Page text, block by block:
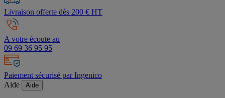
Livraison offerte dès 200 € HT
A votre écoute au
09 69 36 95 95
Paiement sécurisé par Ingenico
Aide
Aide